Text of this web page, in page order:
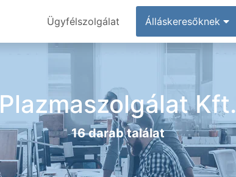
Ügyfélszolgálat Álláskeresőknek
Plazmaszolgálat Kft.
16 darab találat